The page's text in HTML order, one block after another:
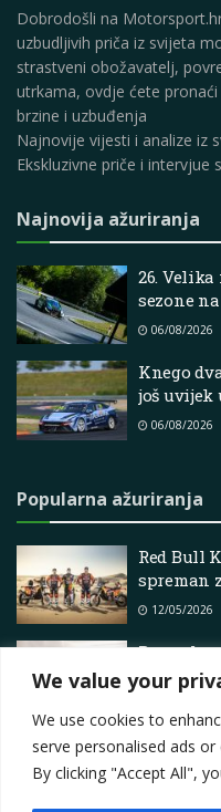
We value your
We use cookies to
serve personalised ads
By clicking "Accept All",
Dobrodošli na
uzbudljivih priča iz svijeta
strastveni obožavatelj,
utrkama, ovdje ćete
brzine i uzbuđenja
Najnovije vijesti i analize iz
Ekskluzivne priče i
Najnovija ažuriranja
26.
sezone
06/08/2026
Knego
još uvijek
06/08/2026
Popularna ažuriranja
Red Bull
spreman
12/05/2026
električni